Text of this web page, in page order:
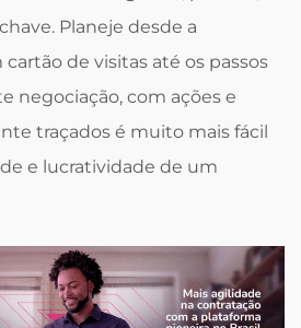
Planeje desde a
de visitas até os passos
negociação, com ações e
traçados é muito mais fácil
e lucratividade de um